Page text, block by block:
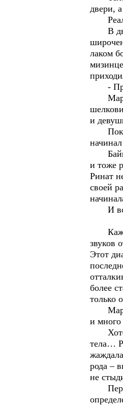
двери,
В
лаком
-
и
Пока
Байки
и тоже
Ринат
своей
И все
звуков
Этот
более
только
и много
тела…
рода –
не